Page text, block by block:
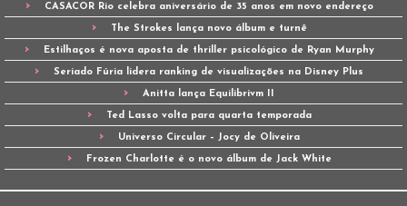
CASACOR Rio celebra aniversário de 35 anos em novo endereço
The Strokes lança novo álbum e turnê
Estilhaços é nova aposta de thriller psicológico de Ryan Murphy
Seriado Fúria lidera ranking de visualizações na Disney Plus
Anitta lança Equilibrivm II
Ted Lasso volta para quarta temporada
Universo Circular – Jocy de Oliveira
Frozen Charlotte é o novo álbum de Jack White